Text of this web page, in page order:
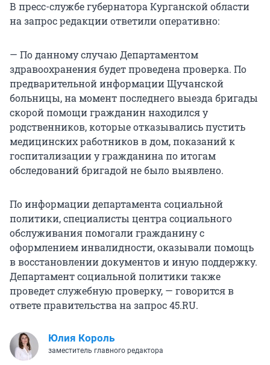
В пресс-службе губернатора Курганской области
на запрос редакции ответили оперативно:
— По данному случаю Департаментом
здравоохранения будет проведена проверка. По
предварительной информации Щучанской
больницы, на момент последнего выезда бригады
скорой помощи гражданин находился у
родственников, которые отказывались пустить
медицинских работников в дом, показаний к
госпитализации у гражданина по итогам
обследований бригадой не было выявлено.
По информации департамента социальной
политики, специалисты центра социального
обслуживания помогали гражданину с
оформлением инвалидности, оказывали помощь
в восстановлении документов и иную поддержку.
Департамент социальной политики также
проведет служебную проверку, — говорится в
ответе правительства на запрос 45.RU.
Юлия Король
заместитель главного редактора